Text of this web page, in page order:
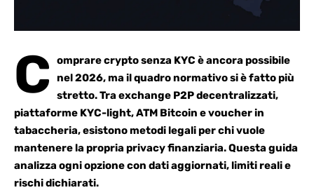
C
omprare crypto senza KYC è ancora possibile
nel 2026, ma il quadro normativo si è fatto più
stretto. Tra exchange P2P decentralizzati,
piattaforme KYC-light, ATM Bitcoin e voucher in
tabaccheria, esistono metodi legali per chi vuole
mantenere la propria privacy finanziaria. Questa guida
analizza ogni opzione con dati aggiornati, limiti reali e
rischi dichiarati.